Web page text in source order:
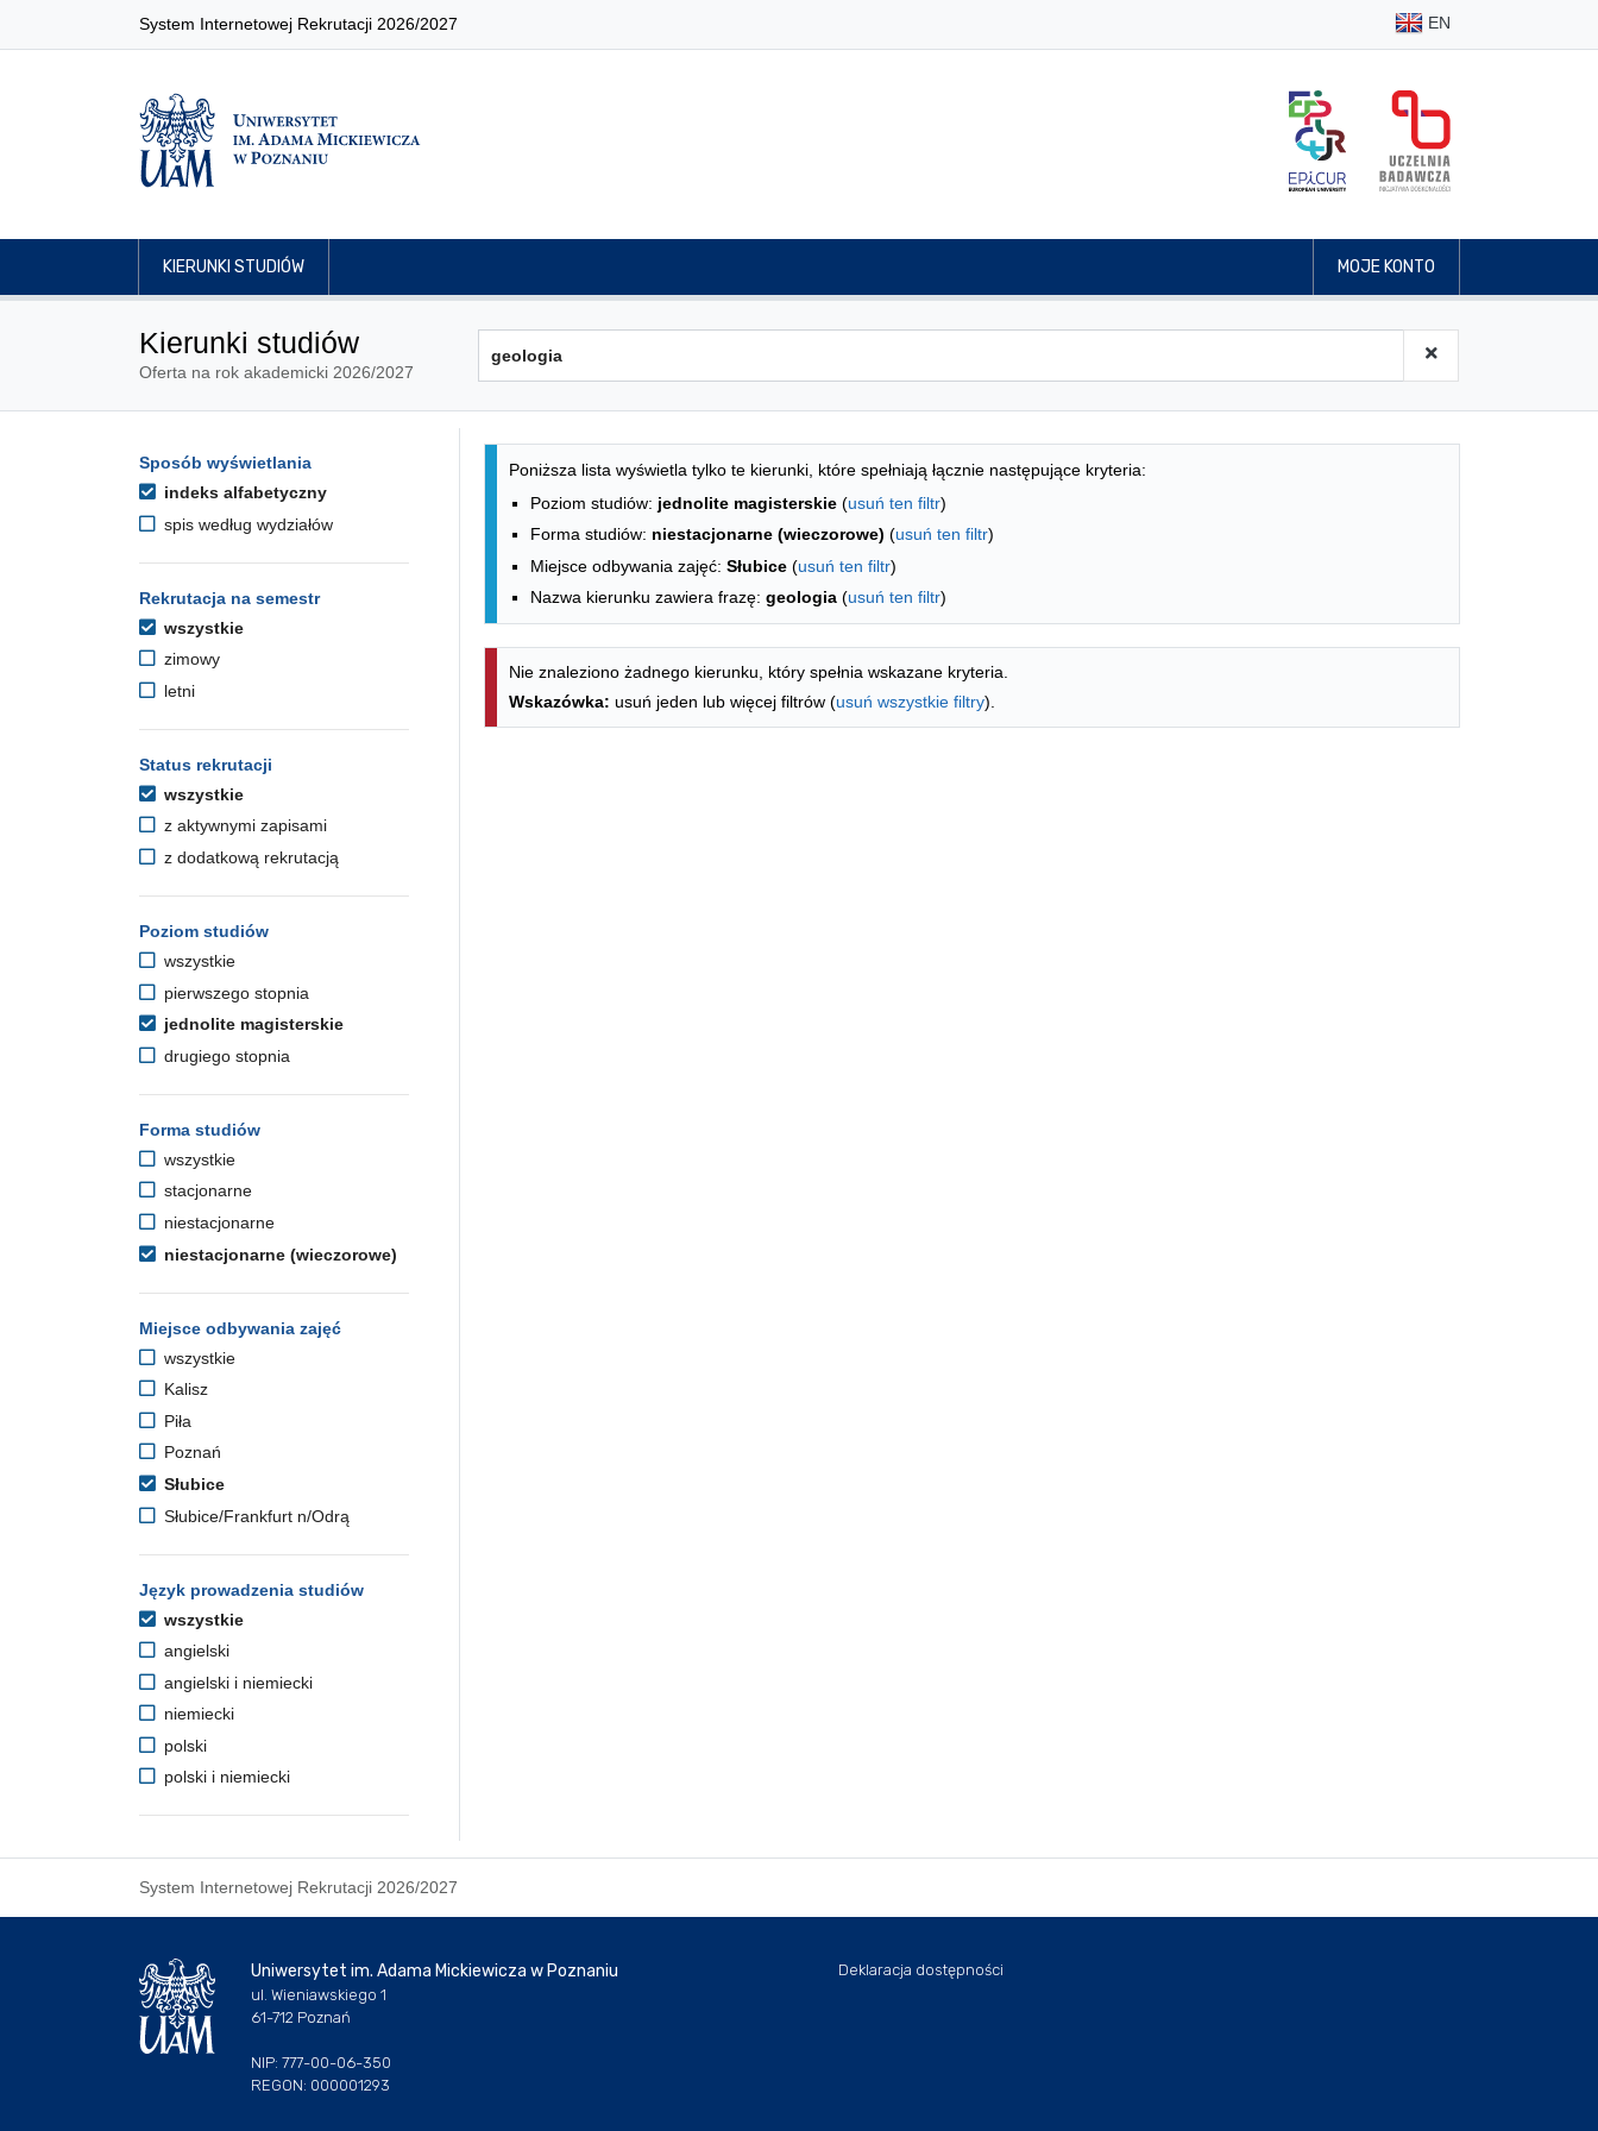
System Internetowej Rekrutacji 2026/2027 EN
KIERUNKI STUDIÓW MOJE KONTO
Kierunki studiów
Oferta na rok akademicki 2026/2027
Opcje filtrowania kierunków studiów
Przejdź do listy kierunków
Sposób wyświetlania
indeks alfabetyczny
spis według wydziałów
Rekrutacja na semestr
wszystkie
zimowy
letni
Status rekrutacji
wszystkie
z aktywnymi zapisami
z dodatkową rekrutacją
Poziom studiów
wszystkie
pierwszego stopnia
jednolite magisterskie
drugiego stopnia
Forma studiów
wszystkie
stacjonarne
niestacjonarne
niestacjonarne (wieczorowe)
Miejsce odbywania zajęć
wszystkie
Kalisz
Piła
Poznań
Słubice
Słubice/Frankfurt n/Odrą
Język prowadzenia studiów
wszystkie
angielski
angielski i niemiecki
niemiecki
polski
polski i niemiecki
Lista kierunków - indeks alfabetyczny
Poniższa lista wyświetla tylko te kierunki, które spełniają łącznie następujące kryteria:
Poziom studiów: jednolite magisterskie (usuń ten filtr)
Forma studiów: niestacjonarne (wieczorowe) (usuń ten filtr)
Miejsce odbywania zajęć: Słubice (usuń ten filtr)
Nazwa kierunku zawiera frazę: geologia (usuń ten filtr)
Nie znaleziono żadnego kierunku, który spełnia wskazane kryteria.
Wskazówka: usuń jeden lub więcej filtrów (usuń wszystkie filtry).
System Internetowej Rekrutacji 2026/2027
Uniwersytet im. Adama Mickiewicza w Poznaniu
ul. Wieniawskiego 1
61-712 Poznań
NIP: 777-00-06-350
REGON: 000001293
Deklaracja dostępności